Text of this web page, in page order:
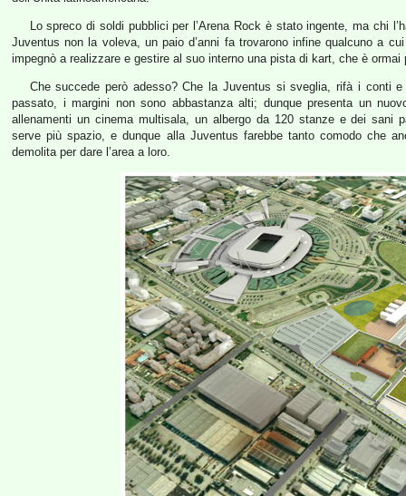
Lo spreco di soldi pubblici per l’Arena Rock è stato ingente, ma chi
Juventus non la voleva, un paio d’anni fa trovarono infine qualcuno a
impegnò a realizzare e gestire al suo interno una pista di kart, che è ormai
Che succede però adesso? Che la Juventus si sveglia, rifà i conti
passato, i margini non sono abbastanza alti; dunque presenta un
allenamenti un cinema multisala, un albergo da 120 stanze e dei sani
serve più spazio, e dunque alla Juventus farebbe tanto comodo che
demolita per dare l’area a loro.